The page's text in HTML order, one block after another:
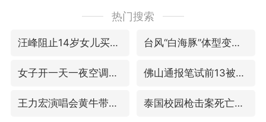
热门搜索
汪峰阻止14岁女儿买大牌 台风“白海豚”体型变大！环流面积接近13个浙江那么大
女子开一天一夜空调后二氧化碳中毒 佛山通报笔试前13被淘汰后5名进体检
王力宏演唱会黄牛带观众藏匿被查获 泰国校园枪击案死亡人数升至7人